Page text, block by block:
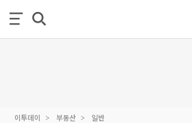
이투데이 부동산 일반